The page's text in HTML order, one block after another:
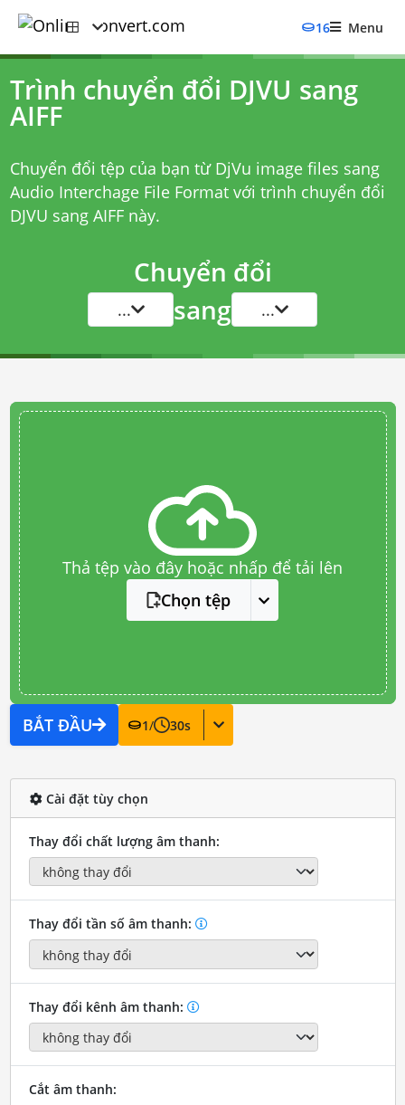
16 Menu
Trình chuyển đổi DJVU sang
AIFF
Chuyển đổi tệp của bạn từ DjVu image files sang
Audio Interchage File Format với trình chuyển đổi
DJVU sang AIFFnày.
Chuyển đổi
... sang ...
Thả tệp vào đây hoặc nhấp để tải lên
Chọn tệp
BẮT ĐẦU 1/ 30s
Cài đặt tùy chọn
Thay đổi chất lượng âm thanh:
Thay đổi tần số âm thanh:
Thay đổi kênh âm thanh:
Cắt âm thanh: